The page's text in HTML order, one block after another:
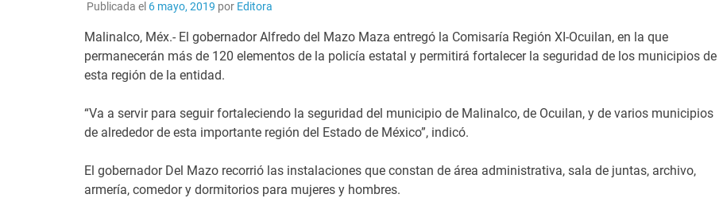
Publicada el 6 mayo, 2019 por Editora
Malinalco, Méx.- El gobernador Alfredo del Mazo Maza entregó la Comisaría Región XI-Ocuilan, en la que
permanecerán más de 120 elementos de la policía estatal y permitirá fortalecer la seguridad de los municipios de
esta región de la entidad.
“Va a servir para seguir fortaleciendo la seguridad del municipio de Malinalco, de Ocuilan, y de varios municipios
de alrededor de esta importante región del Estado de México”, indicó.
El gobernador Del Mazo recorrió las instalaciones que constan de área administrativa, sala de juntas, archivo,
armería, comedor y dormitorios para mujeres y hombres.